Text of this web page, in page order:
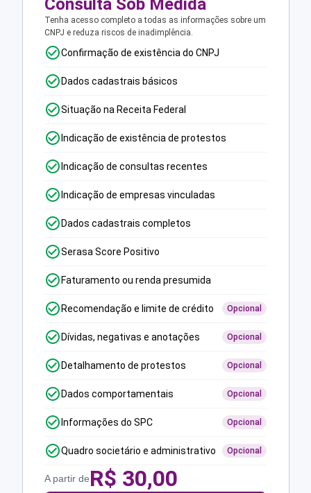
Consulta Sob Medida
Tenha acesso completo a todas as informações sobre um
CNPJ e reduza riscos de inadimplência.
Confirmação de existência do CNPJ
Dados cadastrais básicos
Situação na Receita Federal
Indicação de existência de protestos
Indicação de consultas recentes
Indicação de empresas vinculadas
Dados cadastrais completos
Serasa Score Positivo
Faturamento ou renda presumida
Recomendação e limite de crédito Opcional
Dívidas, negativas e anotações Opcional
Detalhamento de protestos Opcional
Dados comportamentais Opcional
Informações do SPC Opcional
Quadro societário e administrativo Opcional
A partir deR$ 30,00